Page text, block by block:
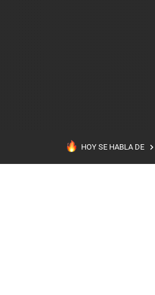
HOY SE HABLA DE